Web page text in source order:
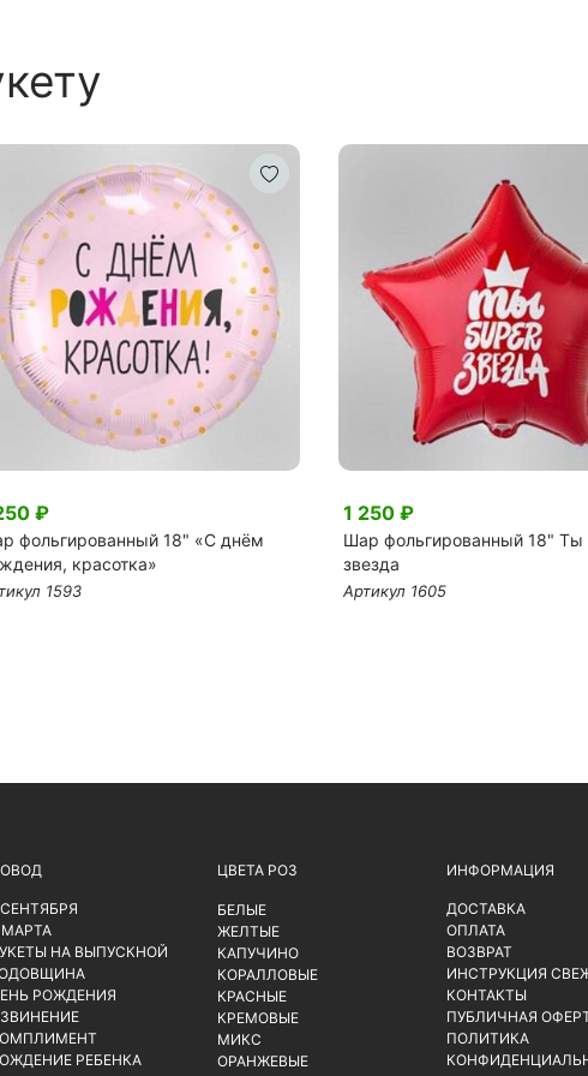
₽
фольгированный 18" «С днём
красотка»
1593
1 250 ₽
Шар фольгированный 18" Ты
звезда
Артикул 1605
СЕНТЯБРЯ
МАРТА
НА ВЫПУСКНОЙ
РОЖДЕНИЯ
РЕБЕНКА
ЦВЕТА РОЗ
БЕЛЫЕ
ЖЕЛТЫЕ
КАПУЧИНО
КОРАЛЛОВЫЕ
КРАСНЫЕ
КРЕМОВЫЕ
МИКС
ОРАНЖЕВЫЕ
ИНФОРМАЦИЯ
ДОСТАВКА
ОПЛАТА
ВОЗВРАТ
ИНСТРУКЦИЯ
КОНТАКТЫ
ПУБЛИЧНАЯ
ПОЛИТИКА